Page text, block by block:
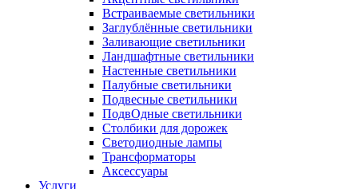
Встраиваемые светильники
Заглублённые светильники
Заливающие светильники
Ландшафтные светильники
Настенные светильники
Палубные светильники
Подвесные светильники
ПодвОдные светильники
Столбики для дорожек
Светодиодные лампы
Трансформаторы
Аксессуары
Услуги